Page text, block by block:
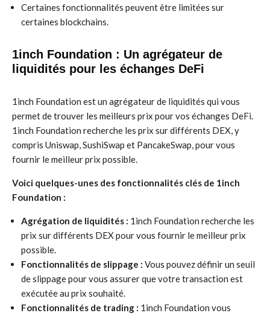
Certaines fonctionnalités peuvent être limitées sur
certaines blockchains.
1inch Foundation : Un agrégateur de
liquidités pour les échanges DeFi
1inch Foundation est un agrégateur de liquidités qui vous
permet de trouver les meilleurs prix pour vos échanges DeFi.
1inch Foundation recherche les prix sur différents DEX, y
compris Uniswap, SushiSwap et PancakeSwap, pour vous
fournir le meilleur prix possible.
Voici quelques-unes des fonctionnalités clés de 1inch
Foundation :
Agrégation de liquidités : 1inch Foundation recherche les
prix sur différents DEX pour vous fournir le meilleur prix
possible.
Fonctionnalités de slippage : Vous pouvez définir un seuil
de slippage pour vous assurer que votre transaction est
exécutée au prix souhaité.
Fonctionnalités de trading : 1inch Foundation vous